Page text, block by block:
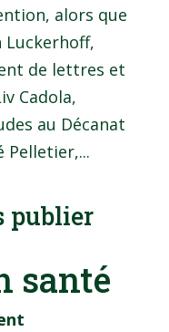
alors que
Luckerhoff,
de lettres et
Cadola,
au Décanat
Pelletier,...
publier
santé